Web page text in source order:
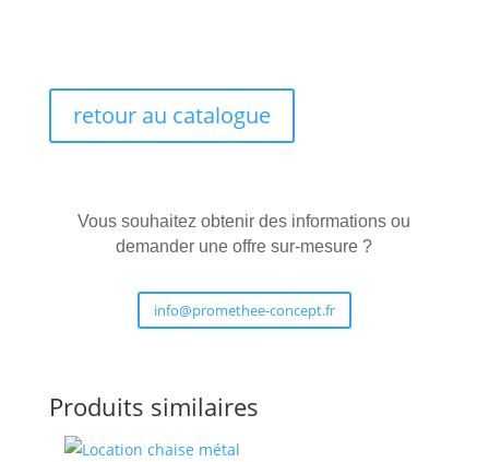
retour au catalogue
Vous souhaitez obtenir des informations ou
demander une offre sur-mesure ?
info@promethee-concept.fr
Produits similaires